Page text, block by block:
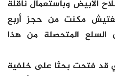
الأبيض وباستعمال ناقلة
مكنت من حجز أربع
السلع المتحصلة من هذا
قد فتحت بحثا على خلفية